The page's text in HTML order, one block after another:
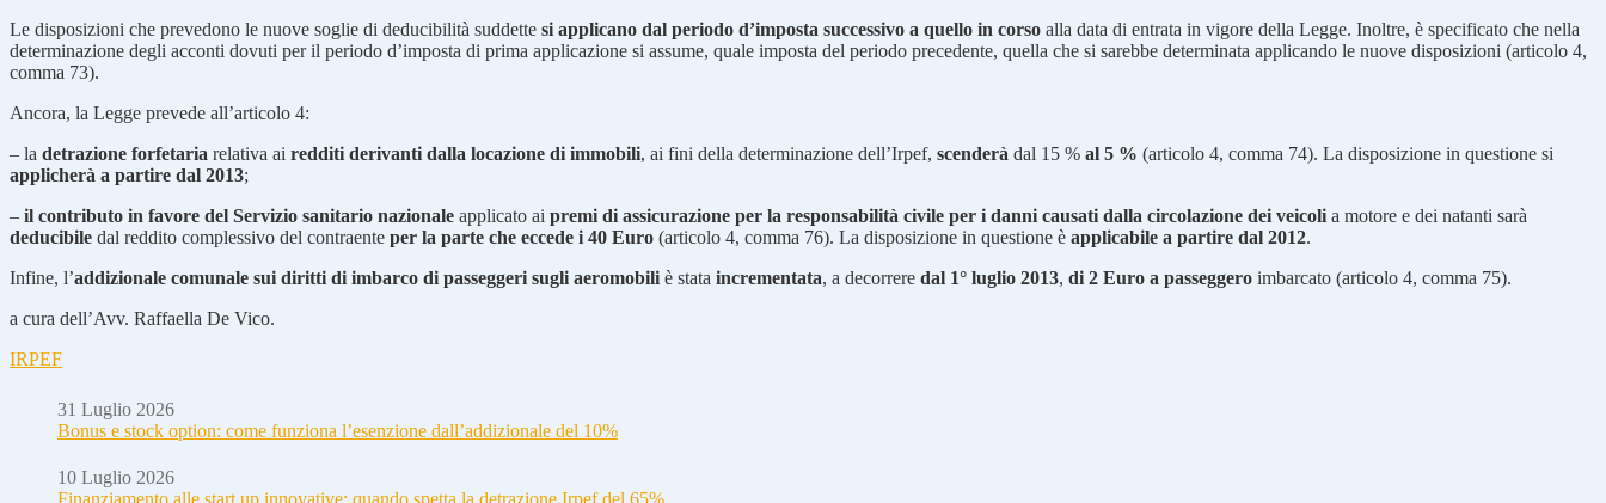
Le disposizioni che prevedono le nuove soglie di deducibilità suddette si applicano dal periodo d’imposta successivo a quello in corso alla data di entrata in vigore della Legge. Inoltre, è specificato che nella
determinazione degli acconti dovuti per il periodo d’imposta di prima applicazione si assume, quale imposta del periodo precedente, quella che si sarebbe determinata applicando le nuove disposizioni (articolo 4,
comma 73).
Ancora, la Legge prevede all’articolo 4:
– la detrazione forfetaria relativa ai redditi derivanti dalla locazione di immobili, ai fini della determinazione dell’Irpef, scenderà dal 15 % al 5 % (articolo 4, comma 74). La disposizione in questione si
applicherà a partire dal 2013;
– il contributo in favore del Servizio sanitario nazionale applicato ai premi di assicurazione per la responsabilità civile per i danni causati dalla circolazione dei veicoli a motore e dei natanti sarà
deducibile dal reddito complessivo del contraente per la parte che eccede i 40 Euro (articolo 4, comma 76). La disposizione in questione è applicabile a partire dal 2012.
Infine, l’addizionale comunale sui diritti di imbarco di passeggeri sugli aeromobili è stata incrementata, a decorrere dal 1° luglio 2013, di 2 Euro a passeggero imbarcato (articolo 4, comma 75).
a cura dell’Avv. Raffaella De Vico.
IRPEF
31 Luglio 2026
Bonus e stock option: come funziona l’esenzione dall’addizionale del 10%
10 Luglio 2026
Finanziamento alle start up innovative: quando spetta la detrazione Irpef del 65%